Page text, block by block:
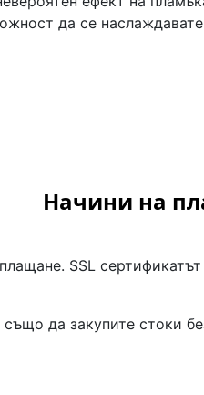
да се
Начини на
SSL
да закупите стоки